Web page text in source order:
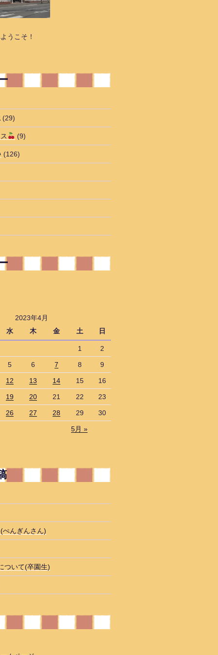
うこそ！
(29)
(9)
(126)
2023年4月
水 木 金 土 日
1 2
5 6 7 8 9
12 13 14 15 16
19 20 21 22 23
26 27 28 29 30
5月 »
ぺんぎんさん)
ついて(卒園生)